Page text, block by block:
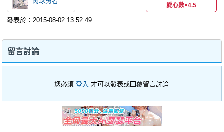
愛心數×4.5
發表於：2015-08-02 13:52:49
留言討論
您必須登入 才可以發表或回覆留言討論